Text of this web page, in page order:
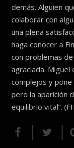
demás. Alguien
colaborar con
una plena
haga conocer a
con problemas
agraciada. Miguel
complejos y
pero la aparición
equilibrio vital”. (